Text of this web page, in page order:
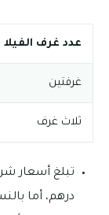
عدد غرف الفيلا
غرفتين
ثلاث غرف
درهم، أما